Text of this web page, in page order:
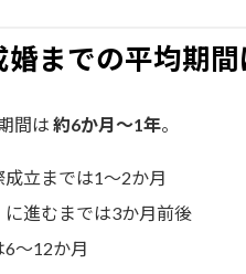
婚までの平均期
間は 約6か月〜1年。
立までは1〜2か月
進むまでは3か月前後
〜12か月